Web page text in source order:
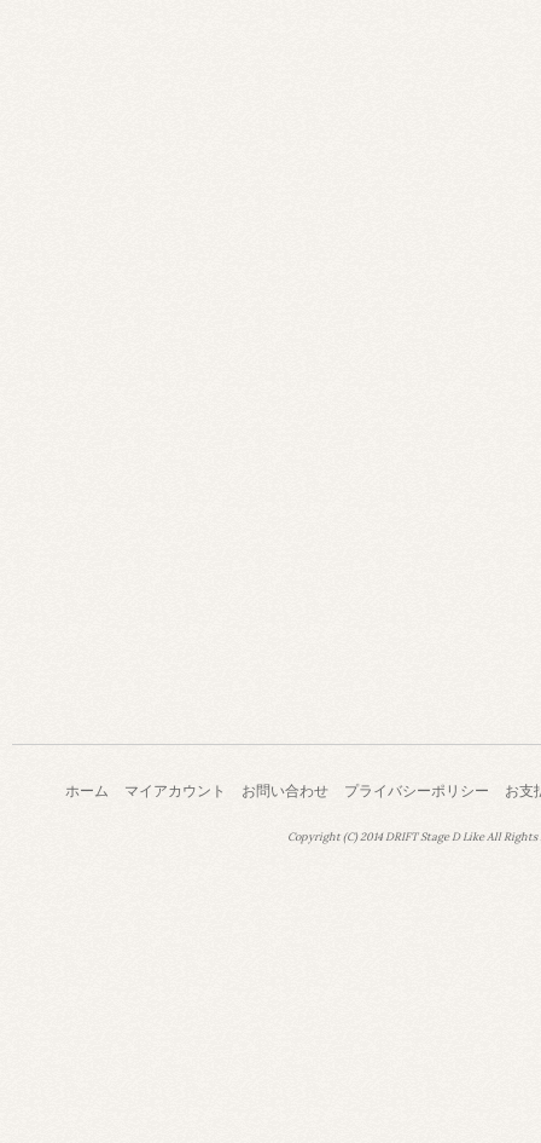
ホーム マイアカウント お問い合わせ プライバシーポリシー お支
Copyright (C) 2014 DRIFT Stage D Like All